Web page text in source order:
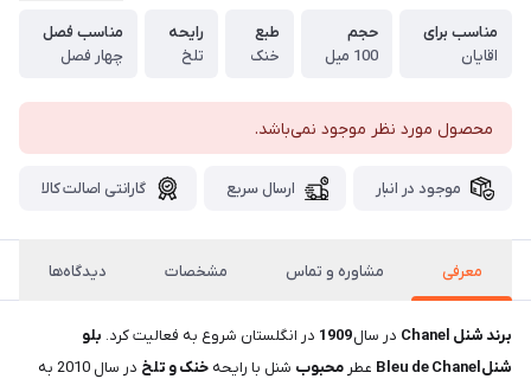
مناسب برای
اقایان
حجم
100 میل
طبع
خنک
رایحه
تلخ
مناسب فصل
چهار فصل
محصول مورد نظر موجود نمی‌باشد.
موجود در انبار ارسال سریع گارانتی اصالت کالا
معرفی مشاوره و تماس مشخصات دیدگاه‌ها
برند شنل Chanel در سال در انگلستان شروع به فعالیت کرد. بلو
شنلBleu de Chanel
عطر محبوب شنل با رایحه خنک و تلخ
در سال 2010 به